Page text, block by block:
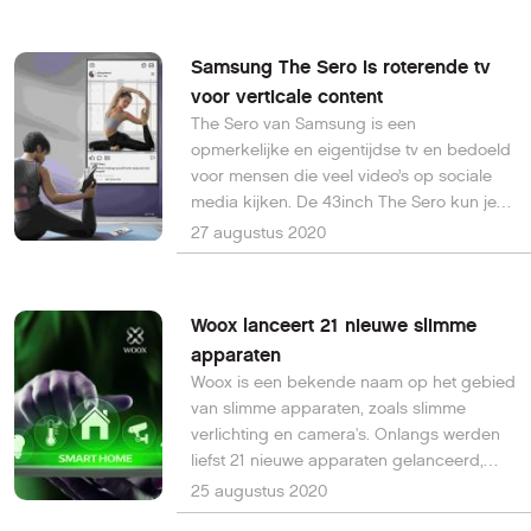
Samsung The Sero is roterende tv
voor verticale content
The Sero van Samsung is een
opmerkelijke en eigentijdse tv en bedoeld
voor mensen die veel video’s op sociale
media kijken. De 43inch The Sero kun je
namelijk draaien om veel beter deze
mobiele content te bekijken, want
27 augustus 2020
Woox lanceert 21 nieuwe slimme
apparaten
Woox is een bekende naam op het gebied
van slimme apparaten, zoals slimme
verlichting en camera's. Onlangs werden
liefst 21 nieuwe apparaten gelanceerd,
waaronder een slimme videodeurbel,
filament led-lampen en
25 augustus 2020